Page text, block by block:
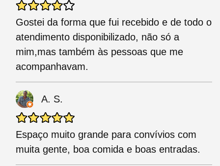
Gostei da forma que fui recebido e de todo o
atendimento disponibilizado, não só a
mim,mas também às pessoas que me
acompanhavam.
A. S.
Espaço muito grande para convívios com
muita gente, boa comida e boas entradas.